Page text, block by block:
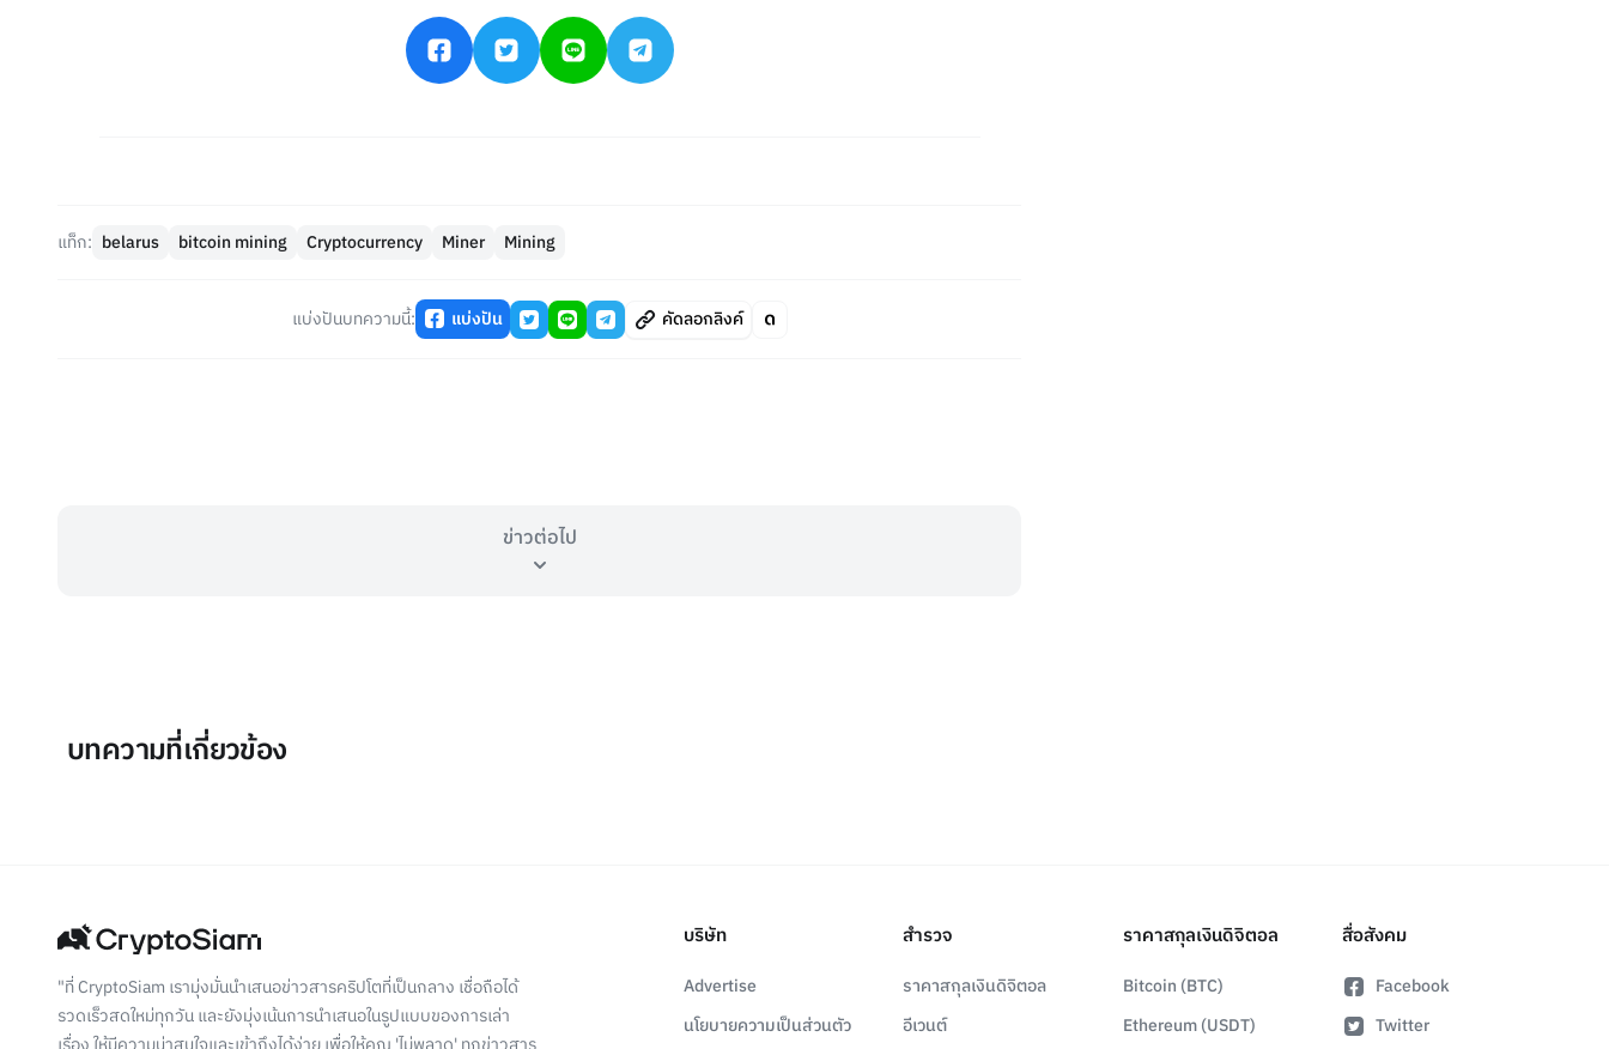
แท็ก: belarus bitcoin mining Cryptocurrency Miner Mining
แบ่งปันบทความนี้: แบ่งปัน คัดลอกลิงค์
ข่าวต่อไป
บทความที่เกี่ยวข้อง
"ที่ CryptoSiam เรามุ่งมั่นนำเสนอข่าวสารคริปโตที่เป็นกลาง เชื่อถือได้
รวดเร็วสดใหม่ทุกวัน และยังมุ่งเน้นการนำเสนอในรูปแบบของการเล่า
บริษัท
Advertise
นโยบายความเป็นส่วนตัว
สำรวจ
ราคาสกุลเงินดิจิตอล
อีเวนต์
ราคาสกุลเงินดิจิตอล
Bitcoin (BTC)
Ethereum (USDT)
สื่อสังคม
Facebook
Twitter